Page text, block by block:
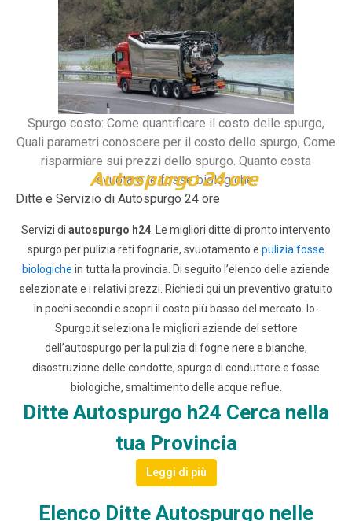
Spurgo costo: Come quantificare il costo delle spurgo,
Quali parametri conoscere per il costo dello spurgo, Come
risparmiare sui prezzi dello spurgo. Quanto costa
svuotare le fosse biologiche.
Autospurgo 24 ore
Ditte e Servizio di Autospurgo 24 ore
Servizi di autospurgo h24 . Le migliori ditte di pronto intervento
spurgo per pulizia reti fognarie, svuotamento e pulizia fosse
biologiche in tutta la provincia. Di seguito l’elenco delle aziende
selezionate e i relativi prezzi. Richiedi qui un preventivo gratuito
in pochi secondi e scopri il costo più basso del mercato.
Io-
Spurgo.it seleziona le migliori aziende del settore
dell’autospurgo per la pulizia di fogne nere e bianche,
disostruzione delle condotte, spurgo di conduttore e fosse
biologiche, smaltimento delle acque reflue.
Ditte Autospurgo h24 Cerca nella
tua Provincia
Leggi di più
Elenco Ditte Autospurgo nelle